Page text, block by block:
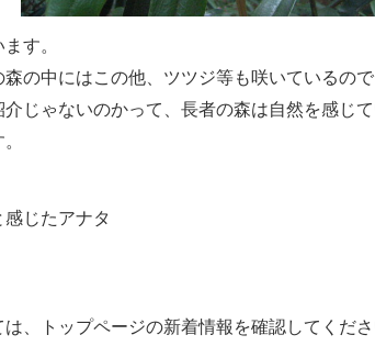
す。
の中にはこの他、ツツジ等も咲いているので
介じゃないのかって、長者の森は自然を感じ
じたアナタ
、トップページの新着情報を確認してくださ